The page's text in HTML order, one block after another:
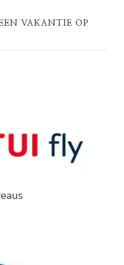
VAKANTIE OP